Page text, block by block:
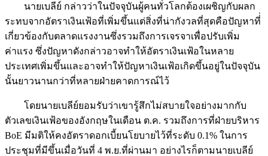
นายเบลีย์ กล่าวว่าในปัจจุบันผู้คนทั่วโลกต้องเผชิญกับผลก
ระทบจากอัตราเงินเฟ้อที่เพิ่มขึ้นแต่สิ่งที่น่ากังวลที่สุดคือปัญหาที่่
เกี่ยวข้องกับตลาดแรงงานซึ่งรวมถึงการเจรจาเพื่อปรับเพิ่ม
ค่าแรง ซึ่งปัญหาดังกล่าวอาจทำให้อัตราเงินเฟ้อในหลาย
ประเทศเพิ่มขึ้นและอาจทำให้ปัญหาเงินเฟ้อเกิดขึ้นอยู่ในปัจจุบัน
นั้นยาวนานกว่าที่หลายฝ่ายคาดการณ์ไว้
โดยนายเบลีย์ยอมรับว่าเขารู้สึกไม่สบายใจอย่างมากกับ
ตัวเลขเงินเฟ้อของอังกฤษในเดือน ต.ค. รวมถึงการที่ฝ่ายบริหาร
BoE มีมติให้คงอัตราดอกเบี้ยนโยบายไว้ที่ระดับ 0.1% ในการ
ประชุมที่มีขึ้นเมื่อวันที่ 4 พ.ย.ที่ผ่านมา อย่างไรก็ตามนายเบลีย์